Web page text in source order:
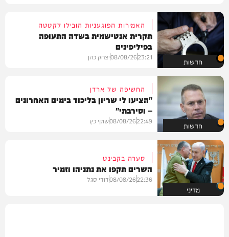
חדשות
האמירות הפוגעניות הובילו לקטטה
תקרית אנטישמית בשדה התעופה
בפיליפינים
23:21
08/08/26יצחק כהן
חדשות
החשיפה של ארדן
"הציעו לי שריון בליכוד בימים האחרונים
– וסירבתי"
22:49
08/08/26שוקי כץ
מדיני
סערה בקבינט
השרים תקפו את נתניהו וזמיר
22:36
08/08/26דודי סגל